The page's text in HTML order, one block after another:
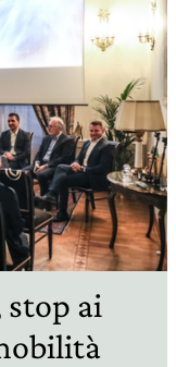
stop ai